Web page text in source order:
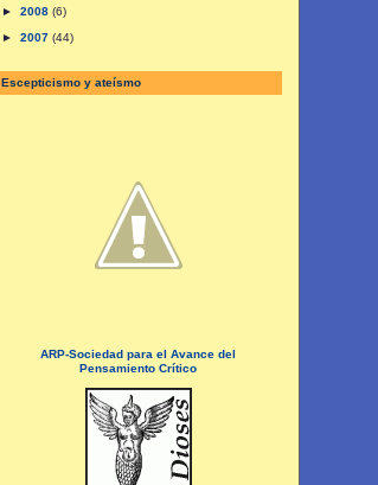
► 2008 (6)
► 2007 (44)
Escepticismo y ateísmo
ARP-Sociedad para el Avance del
Pensamiento Crítico